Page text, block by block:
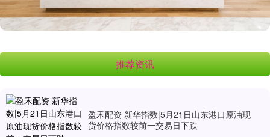
推荐资讯
盈禾配资 新华指数|5月21日山东港口原油现
货价格指数较前一交易日下跌